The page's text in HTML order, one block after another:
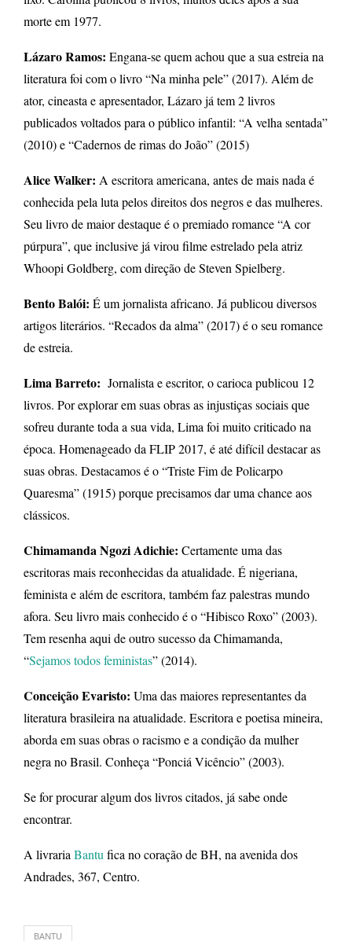
morte em 1977.
Lázaro Ramos: Engana-se quem achou que a sua estreia na
literatura foi com o livro “Na minha pele” (2017). Além de
ator, cineasta e apresentador, Lázaro já tem 2 livros
publicados voltados para o público infantil: “A velha sentada”
(2010) e “Cadernos de rimas do João” (2015)
Alice Walker: A escritora americana, antes de mais nada é
conhecida pela luta pelos direitos dos negros e das mulheres.
Seu livro de maior destaque é o premiado romance “A cor
púrpura”, que inclusive já virou filme estrelado pela atriz
Whoopi Goldberg, com direção de Steven Spielberg.
Bento Balói: É um jornalista africano. Já publicou diversos
artigos literários. “Recados da alma” (2017) é o seu romance
de estreia.
Lima Barreto: Jornalista e escritor, o carioca publicou 12
livros. Por explorar em suas obras as injustiças sociais que
sofreu durante toda a sua vida, Lima foi muito criticado na
época. Homenageado da FLIP 2017, é até difícil destacar as
suas obras. Destacamos é o “Triste Fim de Policarpo
Quaresma” (1915) porque precisamos dar uma chance aos
clássicos.
Chimamanda Ngozi Adichie: Certamente uma das
escritoras mais reconhecidas da atualidade. É nigeriana,
feminista e além de escritora, também faz palestras mundo
afora. Seu livro mais conhecido é o “Hibisco Roxo” (2003).
Tem resenha aqui de outro sucesso da Chimamanda,
“Sejamos todos feministas” (2014).
Conceição Evaristo: Uma das maiores representantes da
literatura brasileira na atualidade. Escritora e poetisa mineira,
aborda em suas obras o racismo e a condição da mulher
negra no Brasil. Conheça “Ponciá Vicêncio” (2003).
Se for procurar algum dos livros citados, já sabe onde
encontrar.
A livraria Bantu fica no coração de BH, na avenida dos
Andrades, 367, Centro.
BANTU